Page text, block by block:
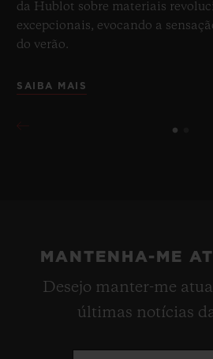
da Hublot sobre materiais
excepcionais, evocando a
do verão.
SAIBA MAIS
MANTENHA-ME
Desejo manter-me
últimas notícias